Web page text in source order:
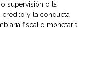
supervisión o la
crédito y la conducta
fiscal o monetaria